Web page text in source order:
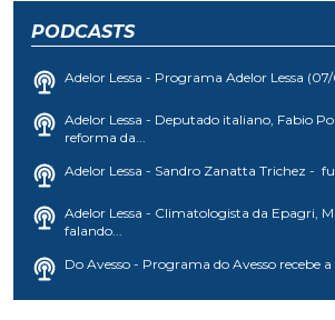
PODCASTS
Adelor Lessa - Programa Adelor Lessa
Adelor Lessa - Deputado italiano, Fabio
reforma da...
Adelor Lessa - Sandro Zanatta Trichez -
Adelor Lessa - Climatologista da Epagri,
falando...
Do Avesso - Programa do Avesso recebe a